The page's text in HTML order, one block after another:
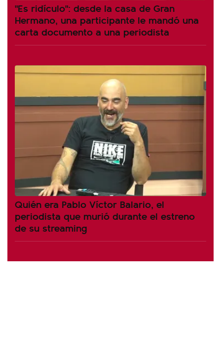
"Es ridículo": desde la casa de Gran
Hermano, una participante le mandó una
carta documento a una periodista
Quién era Pablo Víctor Balario, el
periodista que murió durante el estreno
de su streaming